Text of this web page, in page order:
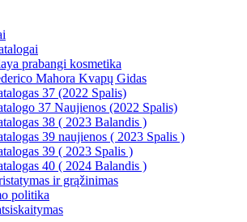
prabangi kosmetika
Mahora Kvapų Gidas
37 (2022 Spalis)
37 Naujienos (2022 Spalis)
38 ( 2023 Balandis )
39 naujienos ( 2023 Spalis )
39 ( 2023 Spalis )
40 ( 2024 Balandis )
ir grąžinimas
politika